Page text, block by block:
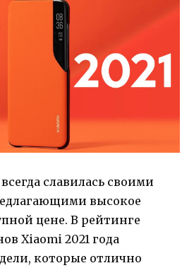
славилась своими
высокое
цене. В рейтинге
Xiaomi 2021 года
которые отлично